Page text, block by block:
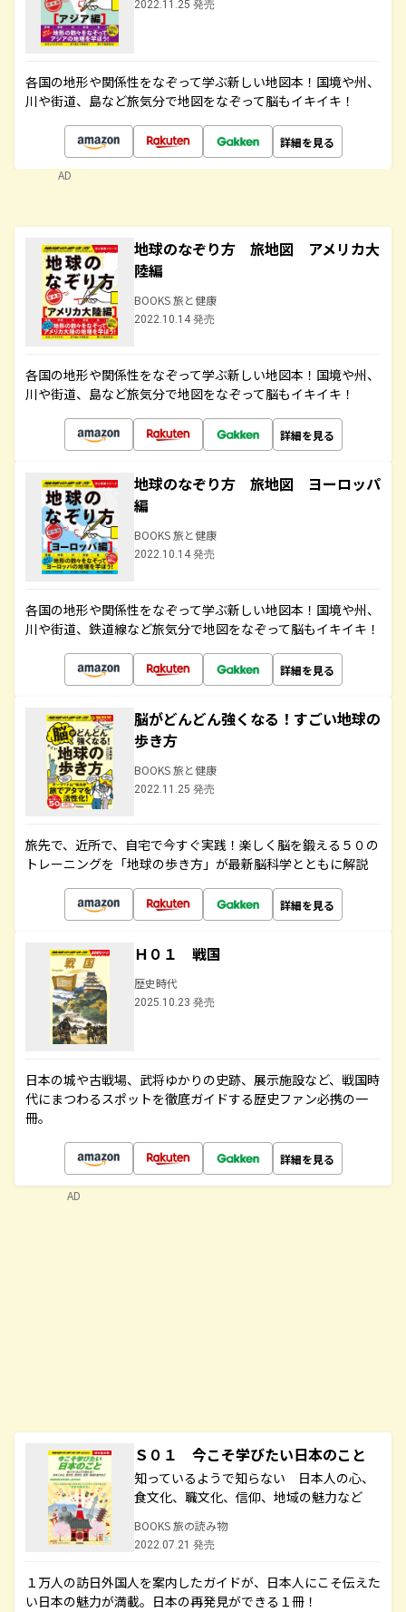
2022.11.25 発売
各国の地形や関係性をなぞって学ぶ新しい地図本！国境や州、
川や街道、島など旅気分で地図をなぞって脳もイキイキ！
詳細を見る
AD
地球のなぞり方 旅地図 アメリカ大
陸編
BOOKS 旅と健康
2022.10.14 発売
各国の地形や関係性をなぞって学ぶ新しい地図本！国境や州、
川や街道、島など旅気分で地図をなぞって脳もイキイキ！
詳細を見る
地球のなぞり方 旅地図 ヨーロッパ
編
BOOKS 旅と健康
2022.10.14 発売
各国の地形や関係性をなぞって学ぶ新しい地図本！国境や州、
川や街道、鉄道線など旅気分で地図をなぞって脳もイキイキ！
詳細を見る
脳がどんどん強くなる！すごい地球の
歩き方
BOOKS 旅と健康
2022.11.25 発売
旅先で、近所で、自宅で今すぐ実践！楽しく脳を鍛える５０の
トレーニングを「地球の歩き方」が最新脳科学とともに解説
詳細を見る
Ｈ０１ 戦国
歴史時代
2025.10.23 発売
日本の城や古戦場、武将ゆかりの史跡、展示施設など、戦国時
代にまつわるスポットを徹底ガイドする歴史ファン必携の一
冊。
詳細を見る
Ｓ０１ 今こそ学びたい日本のこと
知っているようで知らない 日本人の心、
食文化、職文化、信仰、地域の魅力など
BOOKS 旅の読み物
2022.07.21 発売
１万人の訪日外国人を案内したガイドが、日本人にこそ伝えた
い日本の魅力が満載。日本の再発見ができる１冊！
AD